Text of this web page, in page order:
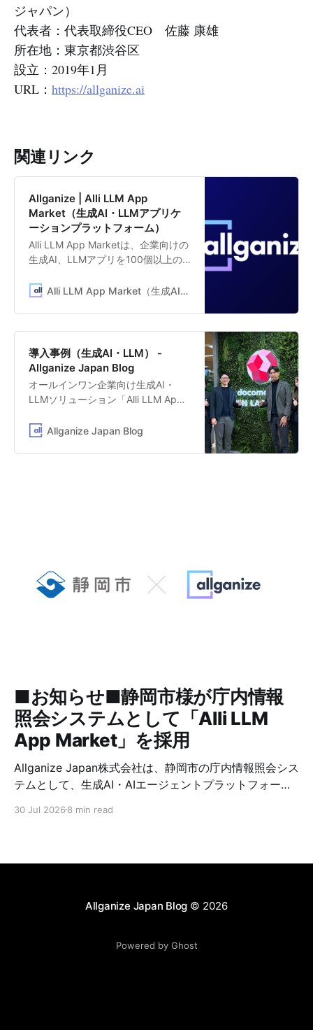
ジャパン）
代表者：代表取締役CEO 佐藤 康雄
所在地：東京都渋谷区
設立：2019年1月
URL： https://allganize.ai
関連リンク
Allganize | Alli LLM App
Market（生成AI・LLMアプリケ
ーションプラットフォーム）
Alli LLM App Marketは、企業向けの
生成AI、LLMアプリを100個以上の
に活用できるLLMアプリプラットフ
「クレーム対応メール作成」「特定
文書の要約」「社内ドキュメントか
ら自動応答」「新規事業アイディア
提案」など、すぐに業務活用できる
生成AI、LLMアプリのテンプレート
を提供しています。
Alli LLM App Market（生成AI・LLMアプリケーションプラットフォーム）
導入事例（生成AI・LLM） -
Allganize Japan Blog
オールインワン企業向け生成AI・
LLMソリューション「Alli LLM App
Japanの公式ブログ。活用事例や生
Allganize Japan Blog
■お知らせ■静岡市様が庁内情報
照会システムとして「Alli LLM
App Market」を採用
Allganize Japan株式会社は、静岡市の庁内情報照会シス
テムとして、生成AI・AIエージェントプラットフォーム
らせいたします。 静岡市では、2026年7月より全職員を
根拠を提示する庁内情報照会システムを『職員向けFAQ
LLM App Marketの提供を通じて、静岡市における庁内
す。これにより、職員の処理時間創出に貢献し、市民サ
30 Jul 2026 8 min read
Allganize Japan Blog © 2026
Powered by Ghost